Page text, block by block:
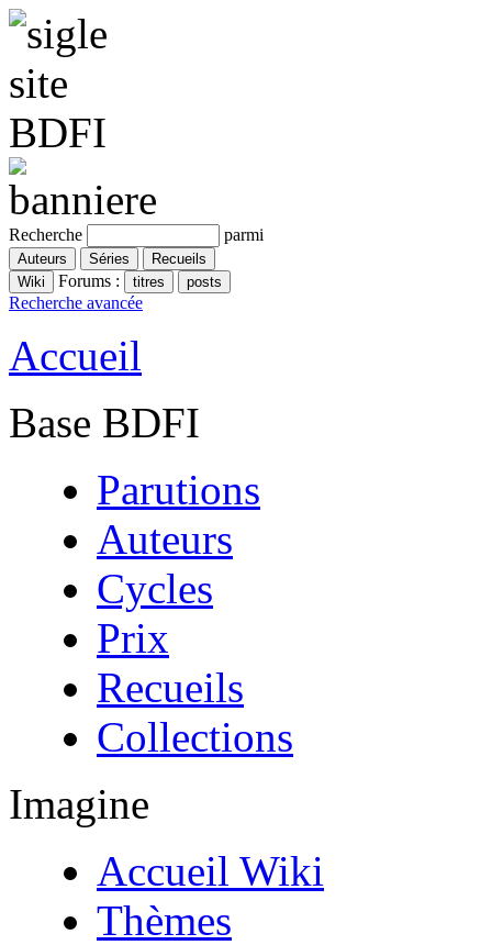
Recherche parmi
Forums :
Recherche avancée
Accueil
Base BDFI
Parutions
Auteurs
Cycles
Prix
Recueils
Collections
Imagine
Accueil Wiki
Thèmes